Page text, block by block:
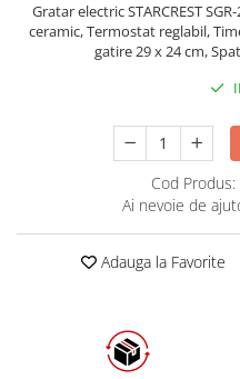
Gratar electric STARCREST
ceramic, Termostat reglabil,
gatire 29 x 24 cm,
Cod Produs:
Ai nevoie de
Adauga la Favorite